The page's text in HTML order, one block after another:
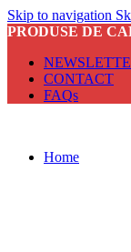
Skip to navigation
PRODUSE DE
CONTACT
FAQs
Home